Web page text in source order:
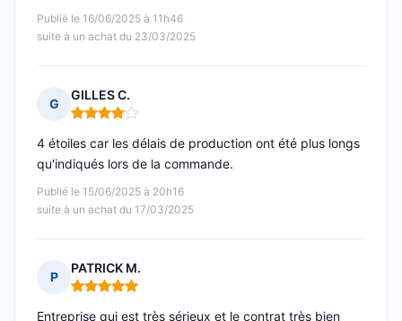
Publié le 16/06/2025 à 11h46
suite à un achat du 23/03/2025
G
GILLES C.
Note : 4 sur 5
Publié le 15/06/2025 à 20h16
suite à un achat du 17/03/2025
4 étoiles car les délais de production ont été plus longs
qu'indiqués lors de la commande.
P
PATRICK M.
Note : 5 sur 5
Entreprise qui est très sérieux et le contrat très bien